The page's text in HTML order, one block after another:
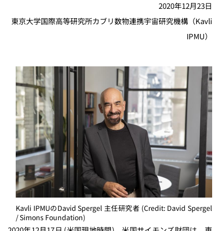
2020年12月23日
東京大学国際高等研究所カブリ数物連携宇宙研究機構（Kavli
IPMU）
Kavli IPMUのDavid Spergel 主任研究者 (Credit: David Spergel
/ Simons Foundation)